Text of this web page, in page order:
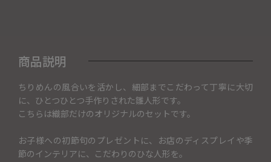
商品説明
ちりめんの風合いを活かし、細部までこだわって丁寧に大切
に、ひとつひとつ手作りされた雛人形です。
こちらは織部だけのオリジナルのセットです。
お子様への初節句のプレゼントに、お店のディスプレイや季
節のインテリアに、こだわりのひな人形を。